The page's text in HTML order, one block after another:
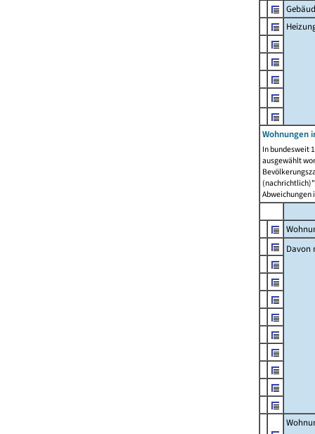
Wohnungen
In bundesweit
ausgewählt
Abweichungen
Davon